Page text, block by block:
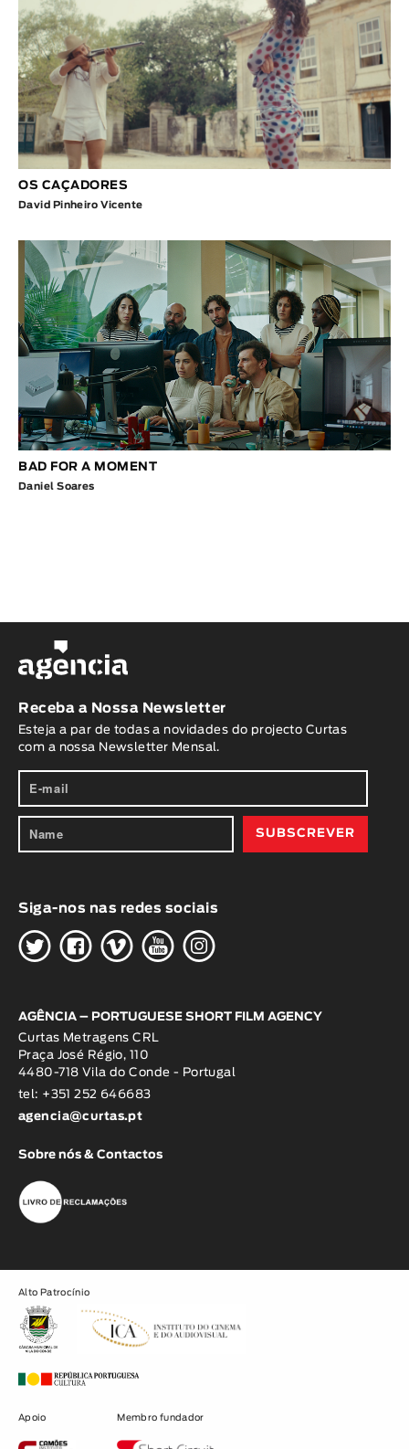
OS CAÇADORES
David Pinheiro Vicente
BAD FOR A MOMENT
Daniel Soares
Receba a Nossa Newsletter
Esteja a par de todas a novidades do projecto Curtas
com a nossa Newsletter Mensal.
Siga-nos nas redes sociais
HGWOK
AGÊNCIA – PORTUGUESE SHORT FILM AGENCY
Curtas Metragens CRL
Praça José Régio, 110
4480-718 Vila do Conde - Portugal
tel: +351 252 646683
agencia@curtas.pt
Sobre nós & Contactos
Alto Patrocínio
Apoio Membro fundador